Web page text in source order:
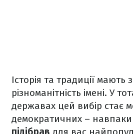
Історія та традиції
різноманітність імені. У
державах цей вибір стає
демократичних – навпаки